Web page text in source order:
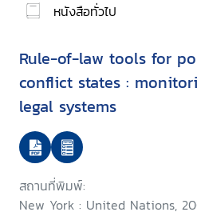
หนังสือทั่วไป
Rule-of-law tools for
conflict states :
legal systems
สถานที่พิมพ์:
New York : United Nations,